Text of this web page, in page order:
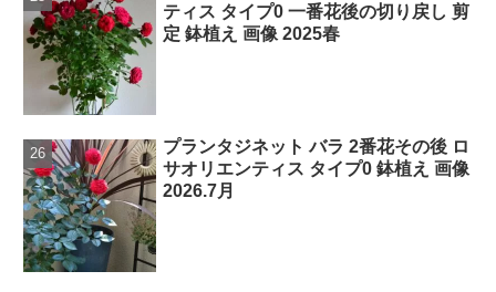
ティス タイプ0 一番花後の切り戻し 剪
定 鉢植え 画像 2025春
プランタジネット バラ 2番花その後 ロ
サオリエンティス タイプ0 鉢植え 画像
2026.7月